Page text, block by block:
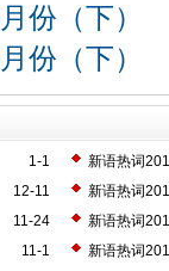
份（下）
份（下）
1-1
新语热词
12-11
新语热词
11-24
新语热词
11-1
新语热词